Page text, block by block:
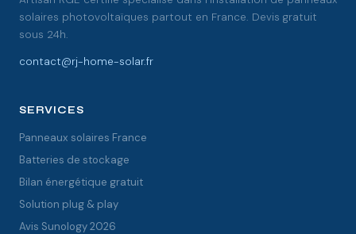
solaires photovoltaïques partout en France. Devis gratuit
sous 24h.
contact@rj-home-solar.fr
SERVICES
Panneaux solaires France
Batteries de stockage
Bilan énergétique gratuit
Solution plug & play
Avis Sunology 2026